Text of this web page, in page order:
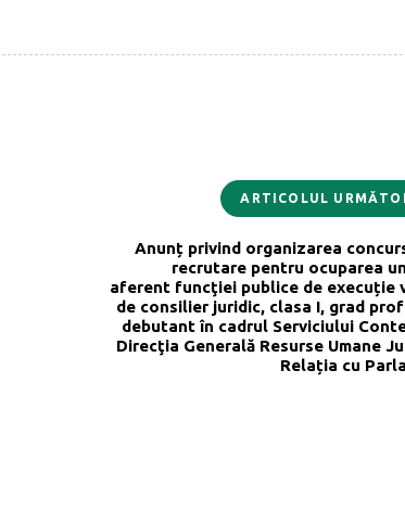
ARTICOLUL
Anunț privind organizarea
recrutare pentru ocuparea
aferent funcţiei publice de execuție
de consilier juridic, clasa I, grad
debutant în cadrul Serviciului
Direcţia Generală Resurse Umane
Relația cu